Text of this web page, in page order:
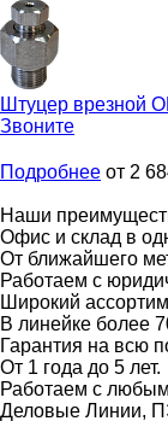
Штуцер врезной
Звоните
Подробнее от 2
Наши
Офис и склад в
От ближайшего
Работаем с
Широкий
В линейке более
Гарантия на всю
От 1 года до 5 лет.
Работаем с
Деловые Линии,